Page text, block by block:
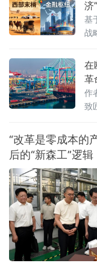
为
济
基
战
而
成
——
在
革
作
致
界
光
“改革是零成本的
后的“新森工”逻辑